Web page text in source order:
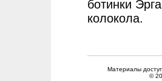
ботинки
колокола.